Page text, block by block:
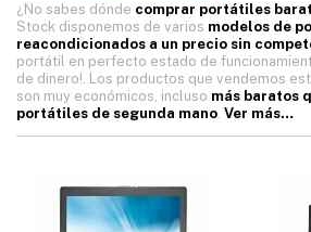
¿No sabes dónde comprar portátiles
Stock disponemos de varios modelos de
reacondicionados a un precio sin
portátil en perfecto estado de
de dinero!. Los productos que vendemos
son muy económicos, incluso más baratos
portátiles de segunda mano. Ver más…